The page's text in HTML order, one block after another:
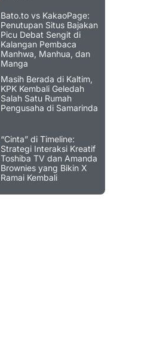
Bato.to vs KakaoPage:
Penutupan Situs Bajakan
Picu Debat Sengit di
Kalangan Pembaca
Manhwa, Manhua, dan
Manga
Masih Berada di Kaltim,
KPK Kembali Geledah
Salah Satu Rumah
Pengusaha di Samarinda
“Cinta” di Timeline:
Strategi Interaksi Kreatif
Toshiba TV dan Amanda
Brownies yang Bikin X
Ramai Kembali